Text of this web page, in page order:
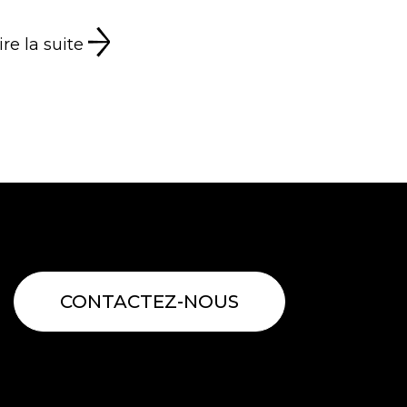
la suite
CONTACTEZ-NOUS